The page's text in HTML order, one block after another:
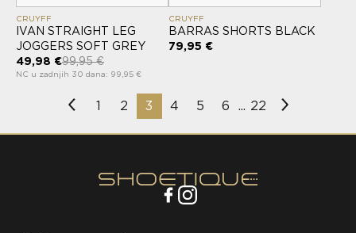
CRUYFF
IVAN STRAIGHT LEG
JOGGERS SOFT GREY
49,98 €99,95 €
NC u zadnjih 30 dana: 99,95 €
CRUYFF
BARRAS SHORTS BLACK
79,95 €
1 2 3 4 5 6 ... 22